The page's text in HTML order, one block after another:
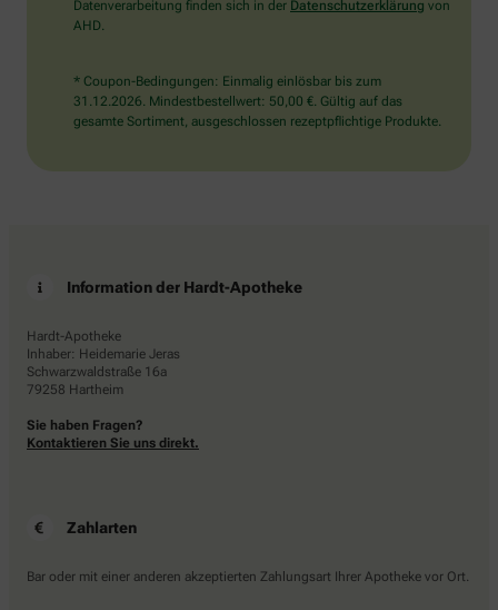
Datenverarbeitung finden sich in der Datenschutzerklärung von
AHD.
* Coupon-Bedingungen: Einmalig einlösbar bis zum
31.12.2026. Mindestbestellwert: 50,00 €. Gültig auf das
gesamte Sortiment, ausgeschlossen rezeptpflichtige Produkte.
Information der Hardt-Apotheke
Hardt-Apotheke
Inhaber: Heidemarie Jeras
Schwarzwaldstraße 16a
79258 Hartheim
Sie haben Fragen?
Kontaktieren Sie uns direkt.
Zahlarten
Bar oder mit einer anderen akzeptierten Zahlungsart Ihrer Apotheke vor Ort.